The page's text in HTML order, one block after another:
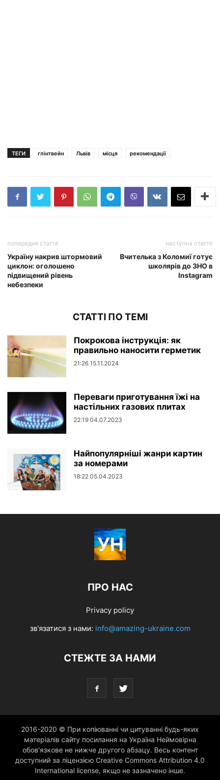
ТЕГИ глінтвейн Львів місця рекомендації
попередня стаття
Україну накрив штормовий
циклон: оголошено
підвищений рівень
небезпеки
наступна стаття
Вчителька з Коломиї готує
школярів до ЗНО в
Instagram
СТАТТІ ПО ТЕМІ
Покрокова інструкція: як
правильно наносити герметик
21:26 15.11.2024
Переваги приготування їжі на
настільних газових плитах
22:19 04.07.2023
Найпопулярніші жанри картин
за номерами
18:22 05.04.2023
ПРО НАС
Privacy policy
зв'язатися з нами: info@amazing-ukraine.com
СТЕЖТЕ ЗА НАМИ
2016-2020 © При копіюванні чи цитуванні будь-яких
матеріалів сайту посилання на Україна Неймовірна
обов'язкове не нижче другого абзацу. Весь контент
доступний за ліцензією Creative Commons Attribution 4.0
International license, якщо не зазначено інше.